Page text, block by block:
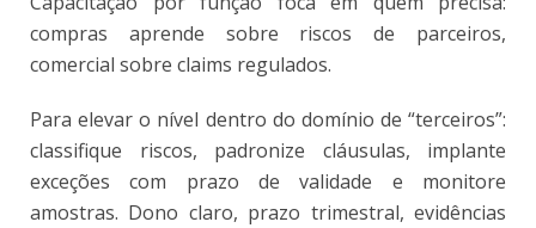
compras aprende sobre riscos de parceiros,
comercial sobre claims regulados.
Para elevar o nível dentro do domínio de “terceiros”:
classifique riscos, padronize cláusulas, implante
exceções com prazo de validade e monitore
amostras. Dono claro, prazo trimestral, evidências